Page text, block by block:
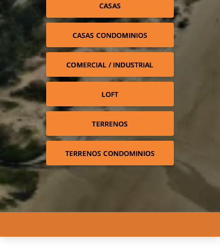
CASAS
CASAS CONDOMINIOS
COMERCIAL / INDUSTRIAL
LOFT
TERRENOS
TERRENOS CONDOMINIOS